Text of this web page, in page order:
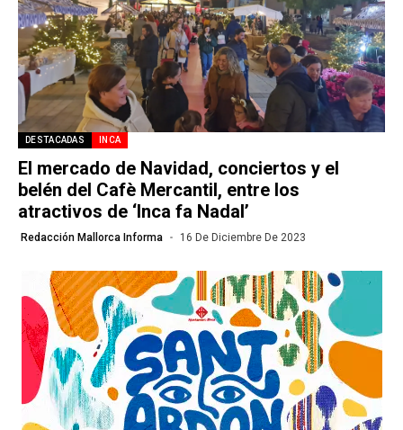
DESTACADAS INCA
El mercado de Navidad, conciertos y el
belén del Cafè Mercantil, entre los
atractivos de ‘Inca fa Nadal’
Redacción Mallorca Informa 16 De Diciembre De 2023